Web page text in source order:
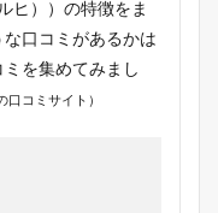
ヒ））の特徴をま
口コミがあるかは
を集めてみまし
口コミサイト）